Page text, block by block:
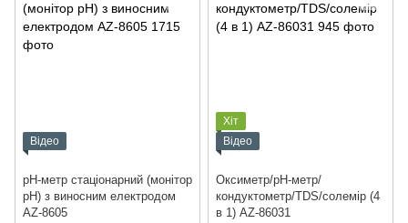
Відео
pH-метр стаціонарний (монітор
pH) з виносним електродом
AZ-8605
Хіт
Відео
Оксиметр/рН-метр/
кондуктометр/TDS/солемір (4
в 1) AZ-86031